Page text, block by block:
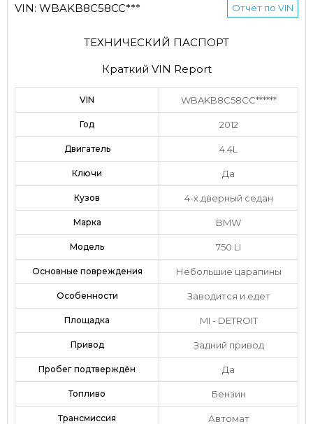
VIN: WBAKB8C58CC*** Отчет по VIN
ТЕХНИЧЕСКИЙ ПАСПОРТ
Краткий VIN Report
VIN WBAKB8C58CC******
Год 2012
Двигатель 4.4L
Ключи Да
Кузов 4-х дверный седан
Марка BMW
Модель 750 LI
Основные повреждения Небольшие царапины
Особенности Заводится и едет
Площадка MI - DETROIT
Привод Задний привод
Пробег подтверждён Да
Топливо Бензин
Трансмиссия Автомат